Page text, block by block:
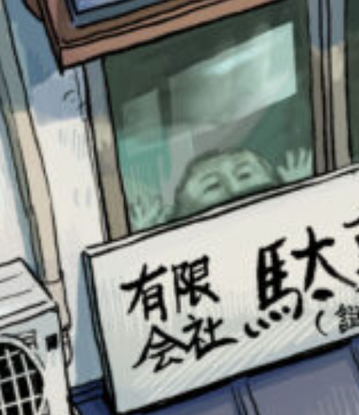
もっと知りたい
キミに
キーワードから探す
オフィシャルアカウント